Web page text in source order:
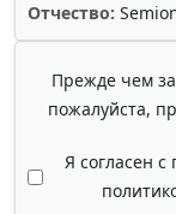
Отчество:
Прежде чем
пожалуйста,
Я согласен